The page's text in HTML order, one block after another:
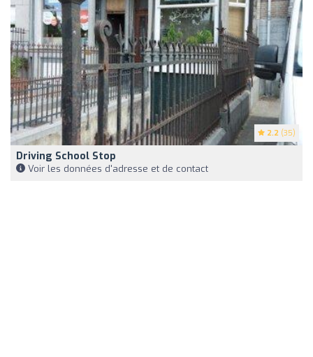
2.2 (35)
Driving School Stop
Voir les données d'adresse et de contact